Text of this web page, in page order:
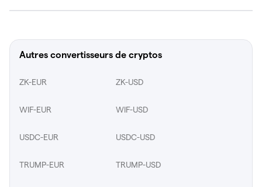
Autres convertisseurs de cryptos
ZK-EUR ZK-USD
WIF-EUR WIF-USD
USDC-EUR USDC-USD
TRUMP-EUR TRUMP-USD